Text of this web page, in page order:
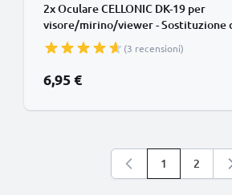
2x Oculare CELLONIC DK-19 per
visore/mirino/viewer - Sostituzione
Nikon D3 D3s D3X D4 D700 D800
Protezione in Materiale sintetico
(3 recensioni)
6,95 €
Stai leggendo
1 Pagina
2